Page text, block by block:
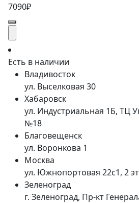
7090₽
Есть в наличии
Владивосток
ул. Выселковая 30
Хабаровск
ул. Индустриальная 1Б, ТЦ
№18
Благовещенск
ул. Воронкова 1
Москва
ул. Южнопортовая 22с1, 2
Зеленоград
г. Зеленоград, Пр-кт